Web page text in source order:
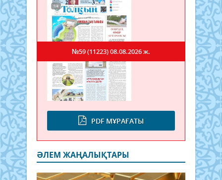
PDF МҰРАҒАТЫ
№59 (11223)08.08.2026 ж.
ӘЛЕМ ЖАҢАЛЫҚТАРЫ